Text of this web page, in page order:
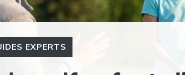
EXPERTS